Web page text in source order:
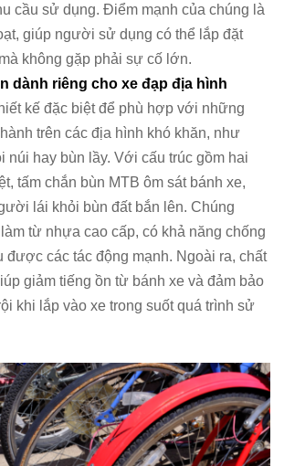
cầu sử dụng. Điểm mạnh của chúng là
giúp người sử dụng có thể lắp đặt
không gặp phải sự cố lớn.
dành riêng cho xe đạp địa hình
kế đặc biệt để phù hợp với những
trên các địa hình khó khăn, như
núi hay bùn lầy. Với cấu trúc gồm hai
tấm chắn bùn MTB ôm sát bánh xe,
lái khỏi bùn đất bắn lên. Chúng
từ nhựa cao cấp, có khả năng chống
được các tác động mạnh. Ngoài ra, chất
giảm tiếng ồn từ bánh xe và đảm bảo
khi lắp vào xe trong suốt quá trình sử